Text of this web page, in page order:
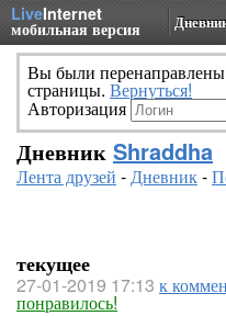
LiveInternet
мобильная версия
Вы были
страницы. Вернуться!
Авторизация
Дневник Shraddha
Лента друзей -Дневник-
текущее
27-01-2019 17:13 к
понравилось!